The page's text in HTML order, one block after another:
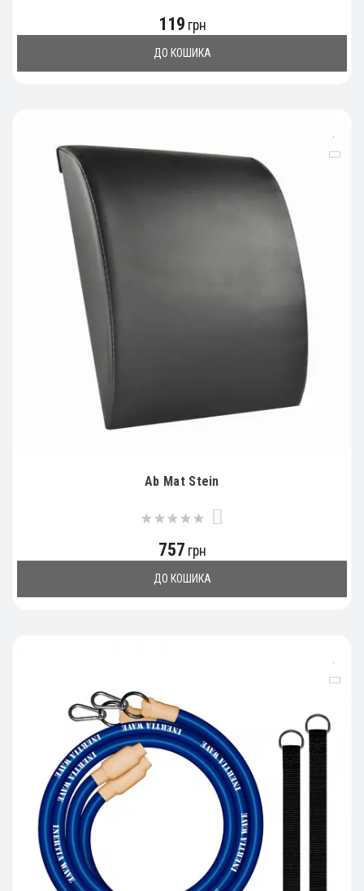
119 грн
ДО КОШИКА
Ab Mat Stein
757 грн
ДО КОШИКА